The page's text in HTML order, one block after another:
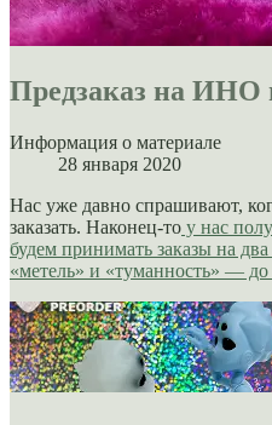
Предзаказ на ИНО
Информация о материале
28 января 2020
Нас уже давно спрашивают,
заказать. Наконец-то у нас
будем принимать заказы на
«метель» и «туманность» — до